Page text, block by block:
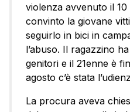
violenza avvenuto il
convinto la giovane
seguirlo in bici in
l’abuso. Il ragazzino
genitori e il 21enne è
agosto c’è stata
La procura aveva